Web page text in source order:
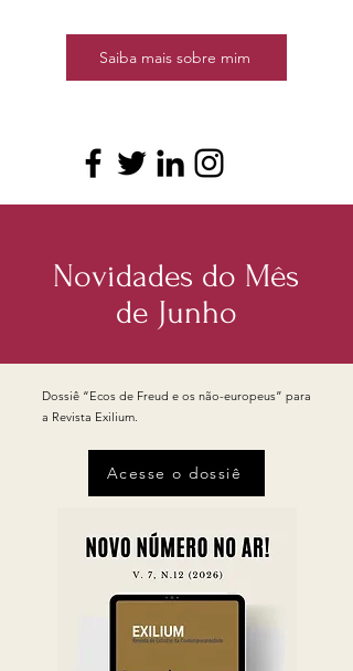
Saiba mais sobre mim
Novidades do Mês
de Junho
Dossiê “Ecos de Freud e os não-europeus” para
a Revista Exilium.
Acesse o dossiê